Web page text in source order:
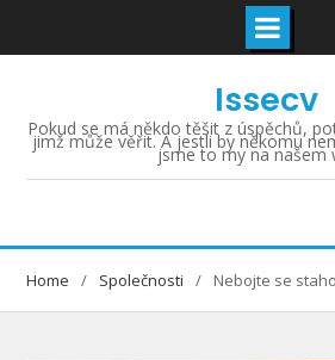
content
Issecv
Pokud se má někdo těšit z úspěchů,
jimž může věřit. A jestli by někomu
jsme to my na našem
Home Společnosti Nebojte se